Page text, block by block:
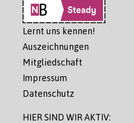
Lernt uns kennen!
Auszeichnungen
Mitgliedschaft
Impressum
Datenschutz
HIER SIND WIR AKTIV: